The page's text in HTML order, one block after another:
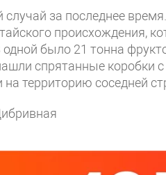
за последнее
происхождения,
было 21 тонна
спрятанные коробки
территорию соседней